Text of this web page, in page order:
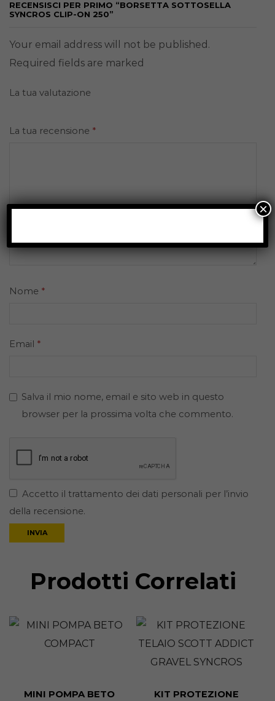
RECENSISCI PER PRIMO “BORSETTA SOTTOSELLA
SYNCROS CLIP-ON 250”
Your email address will not be published.
Required fields are marked
La tua valutazione
La tua recensione *
Nome *
Email *
Salva il mio nome, email e sito web in questo
browser per la prossima volta che commento.
Accetto il trattamento dei dati personali per l’invio
della recensione.
Prodotti Correlati
MINI POMPA BETO
KIT PROTEZIONE
×